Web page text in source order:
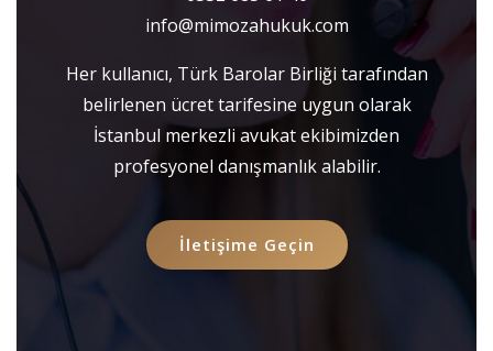
info@mimozahukuk.com
Her kullanıcı, Türk Barolar Birliği tarafından
belirlenen ücret tarifesine uygun olarak
İstanbul merkezli avukat ekibimizden
profesyonel danışmanlık alabilir.
İletişime Geçin